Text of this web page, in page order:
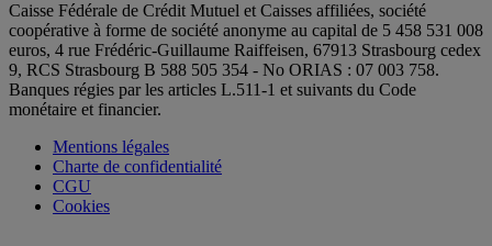
Caisse Fédérale de Crédit Mutuel et Caisses affiliées, société
coopérative à forme de société anonyme au capital de 5 458 531 008
euros, 4 rue Frédéric-Guillaume Raiffeisen, 67913 Strasbourg cedex
9, RCS Strasbourg B 588 505 354 - No ORIAS : 07 003 758.
Banques régies par les articles L.511-1 et suivants du Code
monétaire et financier.
Mentions légales
Charte de confidentialité
CGU
Cookies